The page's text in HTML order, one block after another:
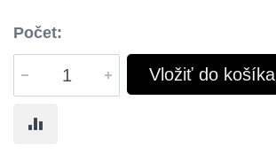
Počet:
Vložiť do košíka